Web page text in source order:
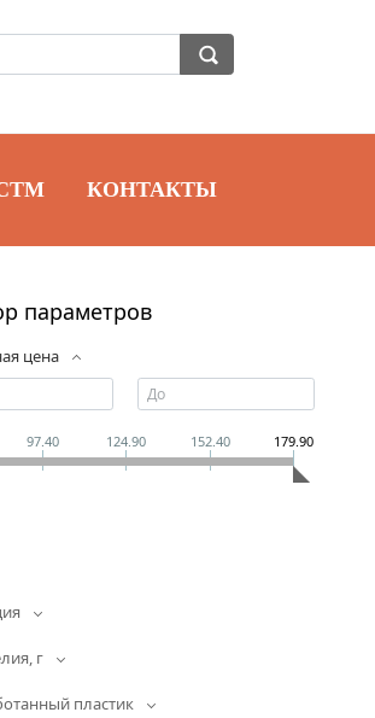
КОНТАКТЫ
параметров
цена
97.40 124.90 152.40 179.90
г
пластик